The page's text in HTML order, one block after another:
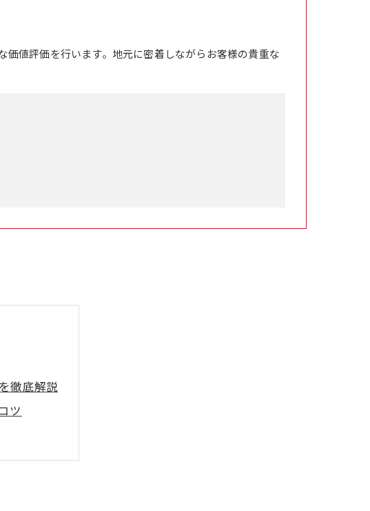
値評価を行います。地元に密着しながらお客様の貴重な
徹底解説
ツ
ク法